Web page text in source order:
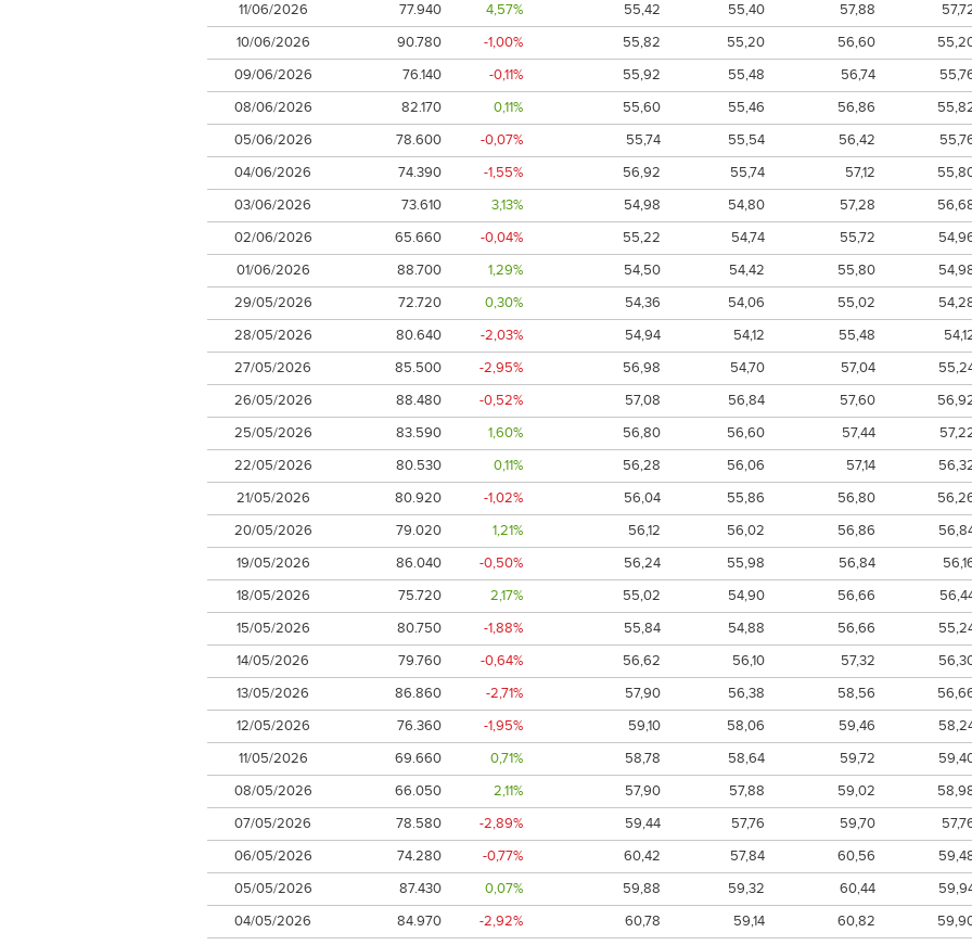
11/06/2026
77.940 4,57% 55,42 55,40 57,88
10/06/2026
90.780 -1,00% 55,82 55,20 56,60
09/06/2026
76.140 -0,11% 55,92 55,48 56,74
08/06/2026
82.170 0,11% 55,60 55,46 56,86
05/06/2026
78.600 -0,07% 55,74 55,54 56,42
04/06/2026
74.390 -1,55% 56,92 55,74 57,12
03/06/2026
73.610 3,13% 54,98 54,80 57,28
02/06/2026
65.660 -0,04% 55,22 54,74 55,72
01/06/2026
88.700 1,29% 54,50 54,42 55,80
29/05/2026
72.720 0,30% 54,36 54,06 55,02
28/05/2026
80.640 -2,03% 54,94 54,12 55,48
27/05/2026
85.500 -2,95% 56,98 54,70 57,04
26/05/2026
88.480 -0,52% 57,08 56,84 57,60
25/05/2026
83.590 1,60% 56,80 56,60 57,44
22/05/2026
80.530 0,11% 56,28 56,06 57,14
21/05/2026
80.920 -1,02% 56,04 55,86 56,80
20/05/2026
79.020 1,21% 56,12 56,02 56,86
19/05/2026
86.040 -0,50% 56,24 55,98 56,84
18/05/2026
75.720 2,17% 55,02 54,90 56,66
15/05/2026
80.750 -1,88% 55,84 54,88 56,66
14/05/2026
79.760 -0,64% 56,62 56,10 57,32
13/05/2026
86.860 -2,71% 57,90 56,38 58,56
12/05/2026
76.360 -1,95% 59,10 58,06 59,46
11/05/2026
69.660 0,71% 58,78 58,64 59,72
08/05/2026
66.050 2,11% 57,90 57,88 59,02
07/05/2026
78.580 -2,89% 59,44 57,76 59,70
06/05/2026
74.280 -0,77% 60,42 57,84 60,56
05/05/2026
87.430 0,07% 59,88 59,32 60,44
04/05/2026
84.970 -2,92% 60,78 59,14 60,82